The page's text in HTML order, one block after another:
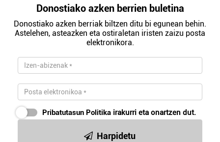
Donostiako azken berrien buletina
Donostiako azken berriak biltzen ditu bi egunean behin.
Astelehen, asteazken eta ostiraletan iristen zaizu posta
elektronikora.
Pribatutasun Politika irakurri eta onartzen dut.
Harpidetu